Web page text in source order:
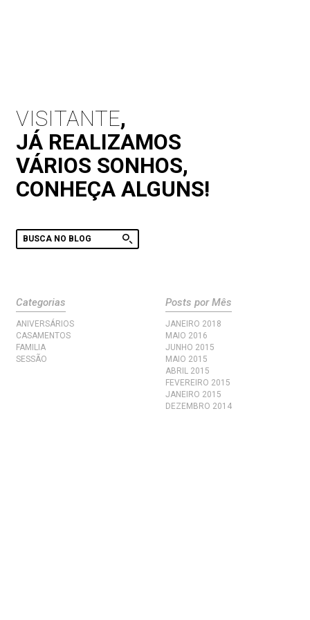
VISITANTE,
JÁ REALIZAMOS
VÁRIOS SONHOS,
CONHEÇA ALGUNS!
Categorias
ANIVERSÁRIOS
CASAMENTOS
FAMILIA
SESSÃO
Posts por Mês
JANEIRO 2018
MAIO 2016
JUNHO 2015
MAIO 2015
ABRIL 2015
FEVEREIRO 2015
JANEIRO 2015
DEZEMBRO 2014